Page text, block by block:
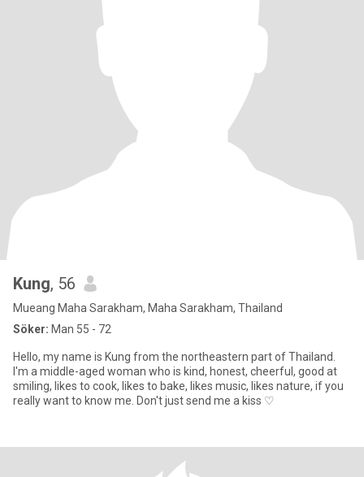
Kung, 56
Mueang Maha Sarakham, Maha Sarakham, Thailand
Söker: Man 55 - 72
Hello, my name is Kung from the northeastern part of Thailand.
I'm a middle-aged woman who is kind, honest, cheerful, good at
smiling, likes to cook, likes to bake, likes music, likes nature, if you
really want to know me. Don't just send me a kiss ♡